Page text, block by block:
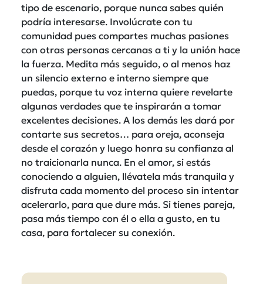
tipo de escenario, porque nunca sabes quién
podría interesarse. Involúcrate con tu
comunidad pues compartes muchas pasiones
con otras personas cercanas a ti y la unión hace
la fuerza. Medita más seguido, o al menos haz
un silencio externo e interno siempre que
puedas, porque tu voz interna quiere revelarte
algunas verdades que te inspirarán a tomar
excelentes decisiones. A los demás les dará por
contarte sus secretos… para oreja, aconseja
desde el corazón y luego honra su confianza al
no traicionarla nunca. En el amor, si estás
conociendo a alguien, llévatela más tranquila y
disfruta cada momento del proceso sin intentar
acelerarlo, para que dure más. Si tienes pareja,
pasa más tiempo con él o ella a gusto, en tu
casa, para fortalecer su conexión.